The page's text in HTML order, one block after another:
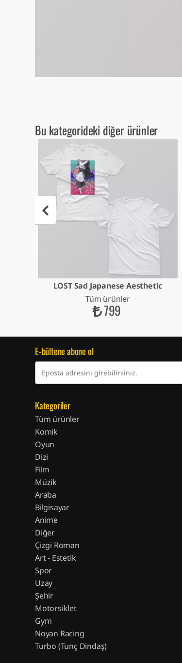
Bu kategorideki diğer ürünler
LOST Sad Japanese Aesthetic
Tüm ürünler
799
E-bültene abone ol
Kategoriler
Tüm ürünler
Komik
Oyun
Dizi
Film
Müzik
Araba
Bilgisayar
Anime
Diğer
Çizgi Roman
Art - Estetik
Spor
Uzay
Şehir
Motorsiklet
Gym
Noyan Racing
Turbo (Tunç Dindaş)